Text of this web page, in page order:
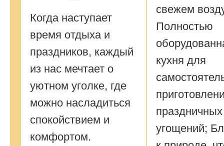
Когда наступает
время отдыха и
праздников, каждый
из нас мечтает о
уютном уголке, где
можно насладиться
спокойствием и
комфортом.
свежем
Полностью
кухня для
праздничных
угощений;